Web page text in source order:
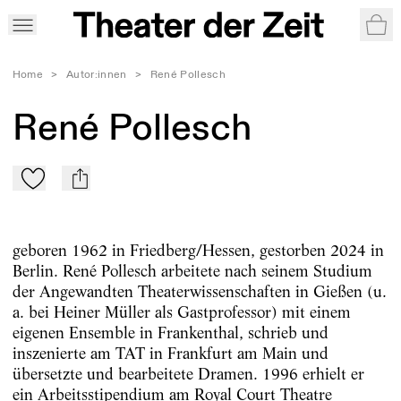
Home > Autor:innen > René Pollesch
René Pollesch
Zu Mein-TdZ hinzufügen
mail
geboren 1962 in Friedberg/Hessen, gestorben 2024 in
Berlin. René Pollesch arbeitete nach seinem Studium
der Angewandten Theaterwissenschaften in Gießen (u.
a. bei Heiner Müller als Gastprofessor) mit einem
eigenen Ensemble in Frankenthal, schrieb und
inszenierte am TAT in Frankfurt am Main und
übersetzte und bearbeitete Dramen. 1996 erhielt er
ein Arbeitsstipendium am Royal Court Theatre